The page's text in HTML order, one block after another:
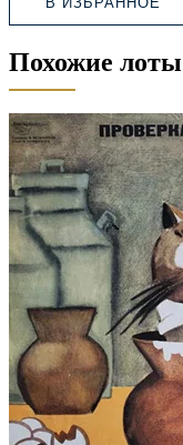
Похожие лоты